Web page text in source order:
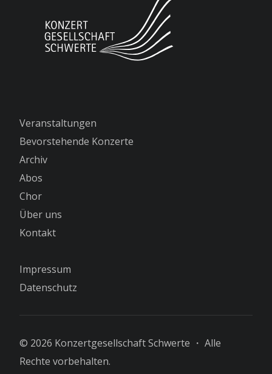
Veranstaltungen
Bevorstehende Konzerte
Archiv
Abos
Chor
Über uns
Kontakt
Impressum
Datenschutz
© 2026 Konzertgesellschaft Schwerte ・ Alle
Rechte vorbehalten.